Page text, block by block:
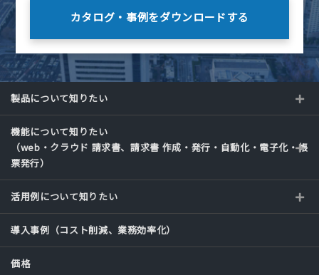
カタログ・事例をダウンロードする
製品について知りたい
機能について知りたい
（web・クラウド 請求書、請求書 作成・発行・自動化・電子化・帳
票発行）
活用例について知りたい
導入事例（コスト削減、業務効率化）
価格